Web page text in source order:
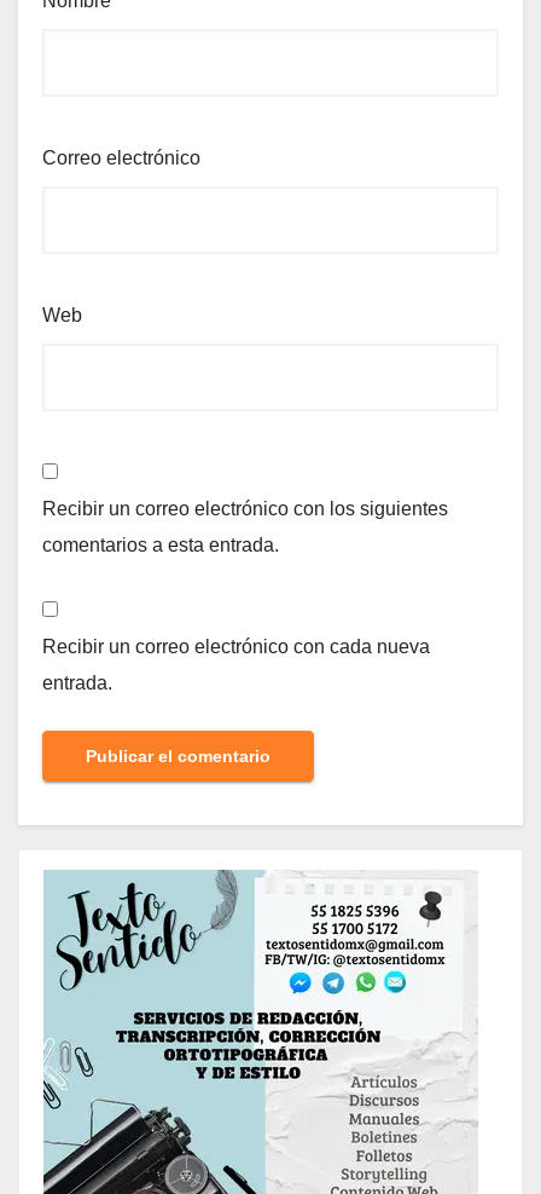
Correo electrónico
Web
Recibir un correo electrónico con los siguientes
comentarios a esta entrada.
Recibir un correo electrónico con cada nueva
entrada.